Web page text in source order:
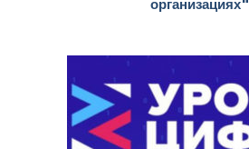
организациях"